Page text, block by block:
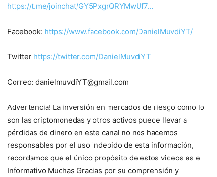
https://t.me/joinchat/GY5PxgrQRYMwUf7…
Facebook: https://www.facebook.com/DanielMuvdiYT/
Twitter https://twitter.com/DanielMuvdiYT
Correo: danielmuvdiYT@gmail.com
Advertencia! La inversión en mercados de riesgo como lo
son las criptomonedas y otros activos puede llevar a
pérdidas de dinero en este canal no nos hacemos
responsables por el uso indebido de esta información,
recordamos que el único propósito de estos videos es el
Informativo Muchas Gracias por su comprensión y